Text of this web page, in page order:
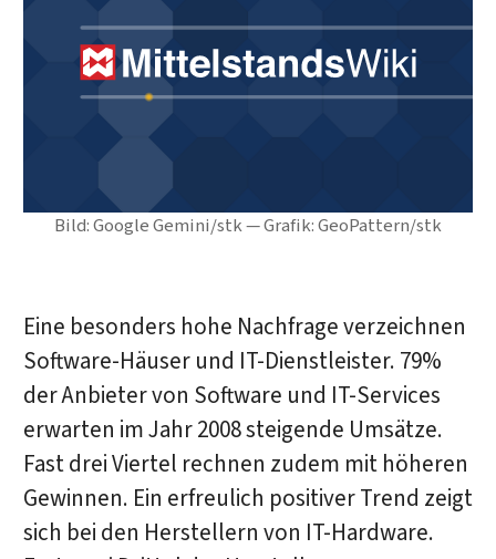
Bild: Google Gemini/stk — Grafik: GeoPattern/stk
Eine besonders hohe Nachfrage verzeichnen
Software-Häuser und IT-Dienstleister. 79%
der Anbieter von Software und IT-Services
erwarten im Jahr 2008 steigende Umsätze.
Fast drei Viertel rechnen zudem mit höheren
Gewinnen. Ein erfreulich positiver Trend zeigt
sich bei den Herstellern von IT-Hardware.